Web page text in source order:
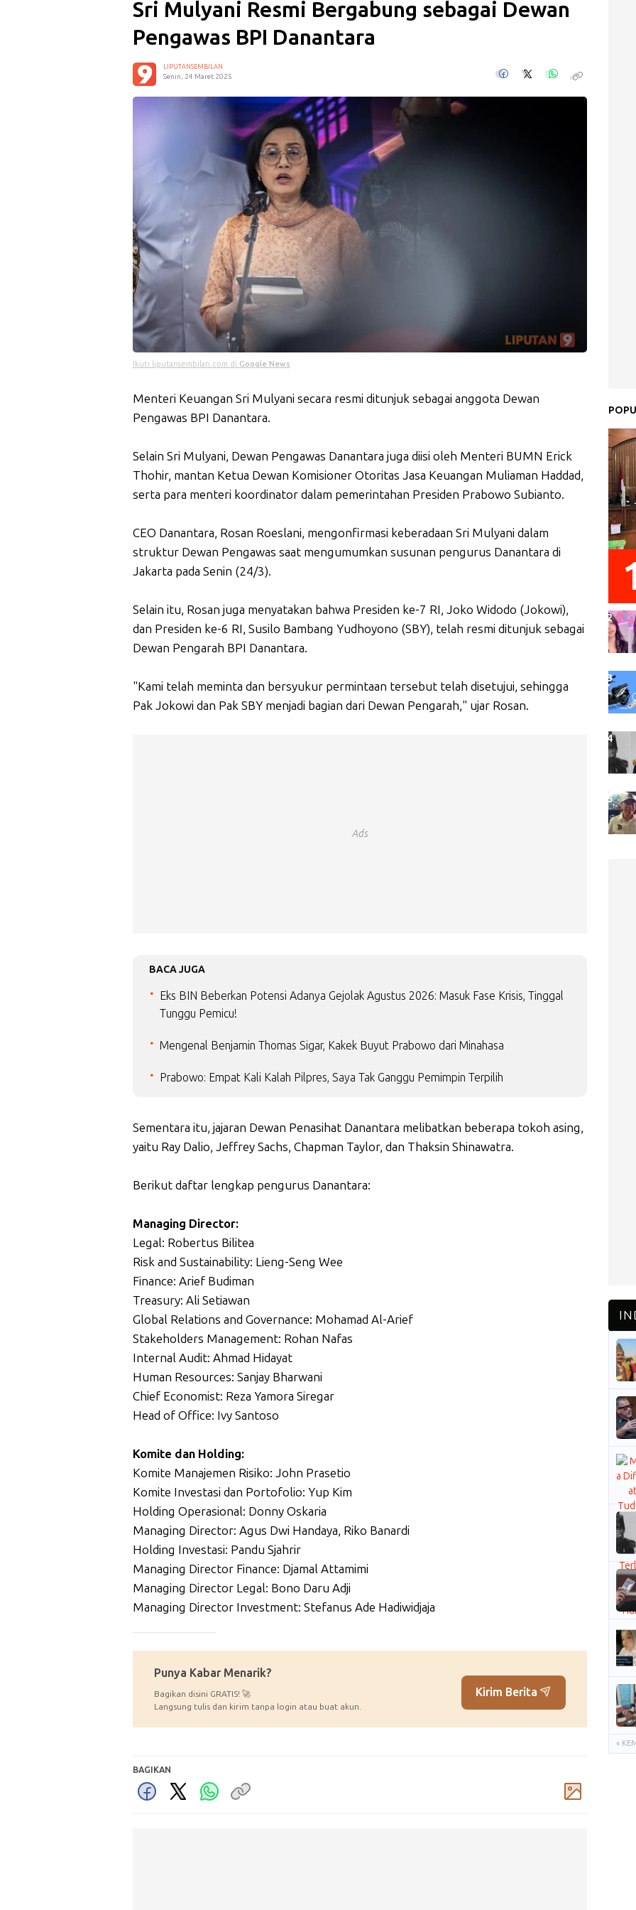
Sri Mulyani Resmi Bergabung sebagai Dewan
Pengawas BPI Danantara
LIPUTANSEMBILAN
Senin, 24 Maret 2025
Ikuti liputansembilan.com di Google News
Menteri Keuangan Sri Mulyani secara resmi ditunjuk sebagai anggota Dewan
Pengawas BPI Danantara.
Selain Sri Mulyani, Dewan Pengawas Danantara juga diisi oleh Menteri BUMN Erick
Thohir, mantan Ketua Dewan Komisioner Otoritas Jasa Keuangan Muliaman Haddad,
serta para menteri koordinator dalam pemerintahan Presiden Prabowo Subianto.
CEO Danantara, Rosan Roeslani, mengonfirmasi keberadaan Sri Mulyani dalam
struktur Dewan Pengawas saat mengumumkan susunan pengurus Danantara di
Jakarta pada Senin (24/3).
Selain itu, Rosan juga menyatakan bahwa Presiden ke-7 RI, Joko Widodo (Jokowi),
dan Presiden ke-6 RI, Susilo Bambang Yudhoyono (SBY), telah resmi ditunjuk sebagai
Dewan Pengarah BPI Danantara.
"Kami telah meminta dan bersyukur permintaan tersebut telah disetujui, sehingga
Pak Jokowi dan Pak SBY menjadi bagian dari Dewan Pengarah," ujar Rosan.
Ads
BACA JUGA
Eks BIN Beberkan Potensi Adanya Gejolak Agustus 2026: Masuk Fase Krisis, Tinggal
Tunggu Pemicu!
Mengenal Benjamin Thomas Sigar, Kakek Buyut Prabowo dari Minahasa
Prabowo: Empat Kali Kalah Pilpres, Saya Tak Ganggu Pemimpin Terpilih
Sementara itu, jajaran Dewan Penasihat Danantara melibatkan beberapa tokoh asing,
yaitu Ray Dalio, Jeffrey Sachs, Chapman Taylor, dan Thaksin Shinawatra.
Berikut daftar lengkap pengurus Danantara:
Managing Director:
Legal: Robertus Bilitea
Risk and Sustainability: Lieng-Seng Wee
Finance: Arief Budiman
Treasury: Ali Setiawan
Global Relations and Governance: Mohamad Al-Arief
Stakeholders Management: Rohan Nafas
Internal Audit: Ahmad Hidayat
Human Resources: Sanjay Bharwani
Chief Economist: Reza Yamora Siregar
Head of Office: Ivy Santoso
Komite dan Holding:
Komite Manajemen Risiko: John Prasetio
Komite Investasi dan Portofolio: Yup Kim
Holding Operasional: Donny Oskaria
Managing Director: Agus Dwi Handaya, Riko Banardi
Holding Investasi: Pandu Sjahrir
Managing Director Finance: Djamal Attamimi
Managing Director Legal: Bono Daru Adji
Managing Director Investment: Stefanus Ade Hadiwidjaja
Punya Kabar Menarik?
Bagikan disini GRATIS! 🚀
Langsung tulis dan kirim tanpa login atau buat akun.
Kirim Berita
BAGIKAN
«